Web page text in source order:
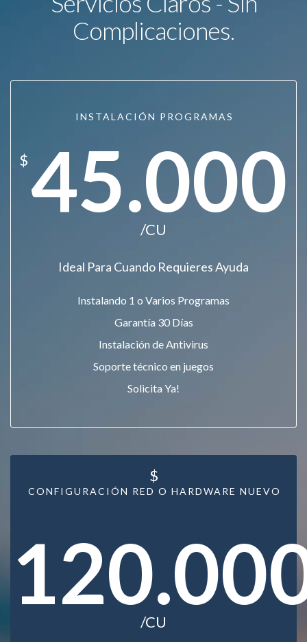
Complicaciones.
INSTALACIÓN PROGRAMAS
$45.000
/CU
Ideal Para Cuando Requieres Ayuda
Instalando 1 o Varios Programas
Garantía 30 Días
Instalación de Antivirus
Soporte técnico en juegos
Solicita Ya!
CONFIGURACIÓN RED O HARDWARE NUEVO
$
/CU